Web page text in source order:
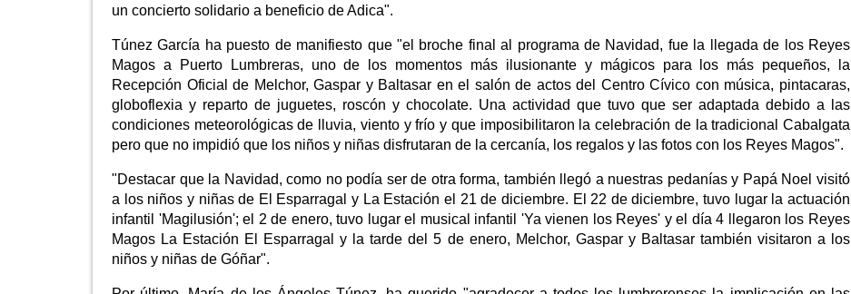
un concierto solidario a beneficio de Adica".
Túnez García ha puesto de manifiesto que "el broche final al programa de Navidad, fue la llegada de los Reyes
Magos a Puerto Lumbreras, uno de los momentos más ilusionante y mágicos para los más pequeños, la
Recepción Oficial de Melchor, Gaspar y Baltasar en el salón de actos del Centro Cívico con música, pintacaras,
globoflexia y reparto de juguetes, roscón y chocolate. Una actividad que tuvo que ser adaptada debido a las
condiciones meteorológicas de lluvia, viento y frío y que imposibilitaron la celebración de la tradicional Cabalgata
pero que no impidió que los niños y niñas disfrutaran de la cercanía, los regalos y las fotos con los Reyes Magos".
"Destacar que la Navidad, como no podía ser de otra forma, también llegó a nuestras pedanías y Papá Noel visitó
a los niños y niñas de El Esparragal y La Estación el 21 de diciembre. El 22 de diciembre, tuvo lugar la actuación
infantil 'Magilusión'; el 2 de enero, tuvo lugar el musical infantil 'Ya vienen los Reyes' y el día 4 llegaron los Reyes
Magos La Estación El Esparragal y la tarde del 5 de enero, Melchor, Gaspar y Baltasar también visitaron a los
niños y niñas de Góñar".